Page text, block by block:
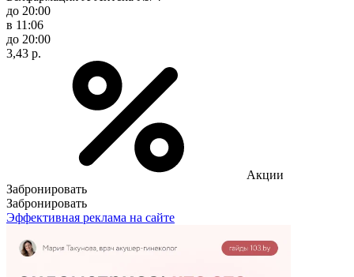
до 20:00
в 11:06
до 20:00
3,43 р.
Акции
Забронировать
Забронировать
Эффективная реклама на сайте